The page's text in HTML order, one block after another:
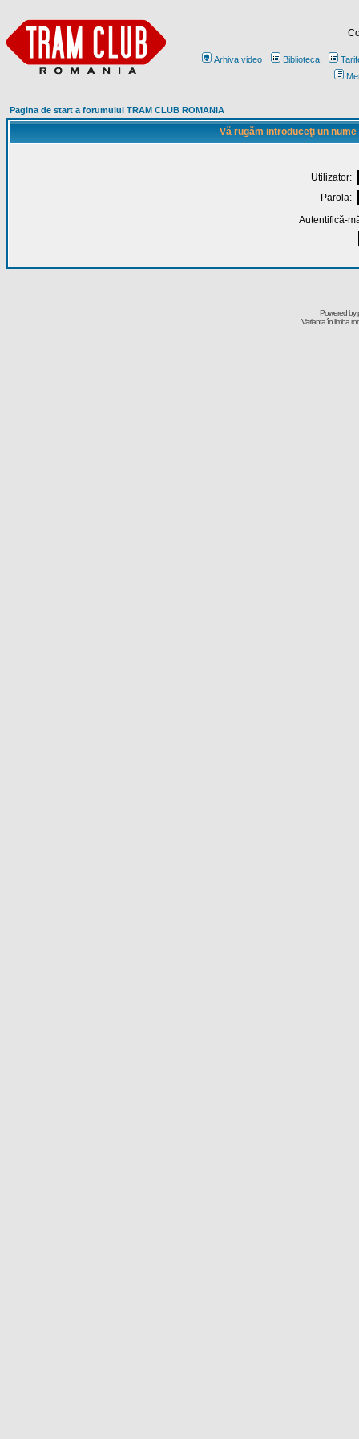
Arhiva video Biblioteca
Pagina de start a forumului TRAM CLUB ROMANIA
Vă rugăm introduceţi un
Utilizator:
Parola:
Autentifică-
Powered by
Varianta în limba